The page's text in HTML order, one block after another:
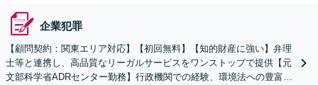
企業犯罪
【顧問契約：関東エリア対応】【初回無料】【知的財産に強い】弁理
士等と連携し、高品質なリーガルサービスをワンストップで提供【元
文部科学省ADRセンター勤務】行政機関での経験、環境法への豊富な